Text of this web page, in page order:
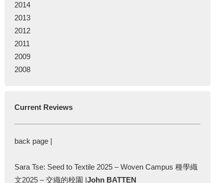
2014
2013
2012
2011
2009
2008
Current Reviews
back page |
Sara Tse: Seed to Textile 2025 – Woven Campus 種學織
文2025 – 交織的校園 |John BATTEN